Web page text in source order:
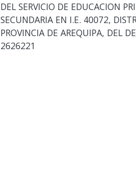
DEL SERVICIO DE EDUCACION
SECUNDARIA EN I.E. 40072,
PROVINCIA DE AREQUIPA, DEL
2626221